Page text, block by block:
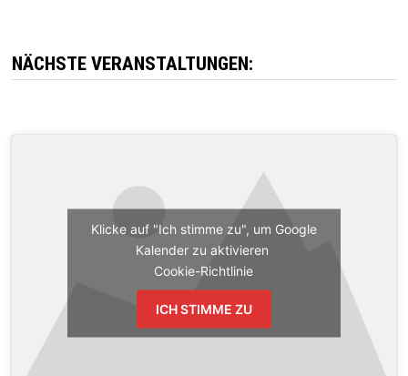
NÄCHSTE VERANSTALTUNGEN:
Klicke auf "Ich stimme zu", um Google
Kalender zu aktivieren
Cookie-Richtlinie
ICH STIMME ZU